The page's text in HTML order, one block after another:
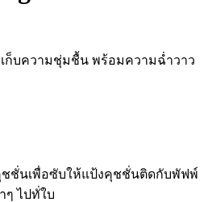
ก็บความชุ่มชื้น พร้อมความฉ่ำวาว
ชั่นเพื่อซับให้แป้งคุชชั่นติดกับพัฟพ์
ๆ ไปทั่ใบ